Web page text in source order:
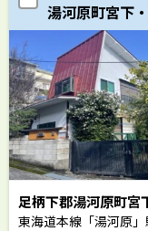
湯河原町宮下
足柄下郡湯河原町宮
東海道本線「湯河原